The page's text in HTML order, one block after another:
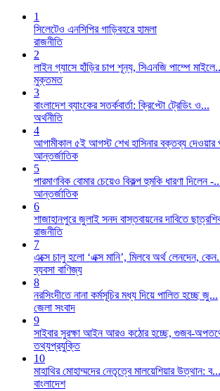
1
সিলেটেও এনসিপির গাড়িবহরে হামলা
রাজনীতি
2
​লাইন গ্যাসে হাঁড়ির চাপ শূন্য, সিএনজি পাম্পে
মুক্তমত
3
বাংলাদেশ ব্যাংকের সতর্কবার্তা: ক্রিপ্টো ট্রেডিং ও...
অর্থনীতি
4
আগামীকাল ৫ই আগস্ট শেখ হাসিনার বক্তব্য দেওয়ার
আন্তর্জাতিক
5
পারমাণবিক বোমার চেয়েও বিকল্প হুমকি ধারণা দিলেন -
আন্তর্জাতিক
6
শাজাহানপুরে জুলাই সনদ বাস্তবায়নের দাবিতে
রাজনীতি
7
এক্সে চালু হলো ‘এক্স মানি’, মিলবে অর্থ লেনদেন,
ব্যবসা বাণিজ্য
8
নরসিংদীতে নানা কর্মসূচির মধ্য দিয়ে পালিত হচ্ছে জু...
জেলা সংবাদ
9
সাইবার সুরক্ষা আইন আরও কঠোর হচ্ছে, গুজব-
তথ্যপ্রযুক্তি
10
মাহাথির মোহাম্মদের নেতৃত্বে মালয়েশিয়ার উত্থান: ব...
বাংলাদেশ